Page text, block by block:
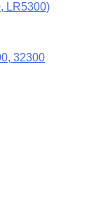
LR5300)
32300